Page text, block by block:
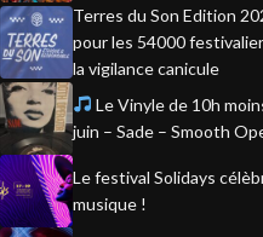
Terres du Son Edition
pour les 54000
la vigilance canicule
Le Vinyle de 10h
juin – Sade – Smooth
Le festival Solidays
musique !